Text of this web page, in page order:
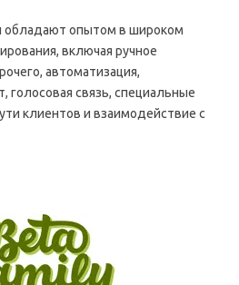
обладают опытом в широком
включая ручное
автоматизация,
голосовая связь, специальные
клиентов и взаимодействие с